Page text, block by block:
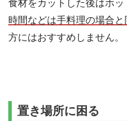
食材をカットした後はホッ
時間などは手料理の場合と
方にはおすすめしません。
置き場所に困る